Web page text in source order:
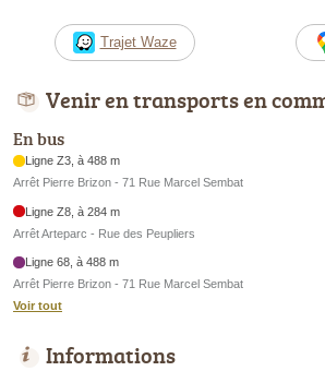
Trajet Waze
Venir en transports en
En bus
Ligne Z3, à 488 m
Arrêt Pierre Brizon - 71 Rue Marcel Sembat
Ligne Z8, à 284 m
Arrêt Arteparc - Rue des Peupliers
Ligne 68, à 488 m
Arrêt Pierre Brizon - 71 Rue Marcel Sembat
Voir tout
Informations